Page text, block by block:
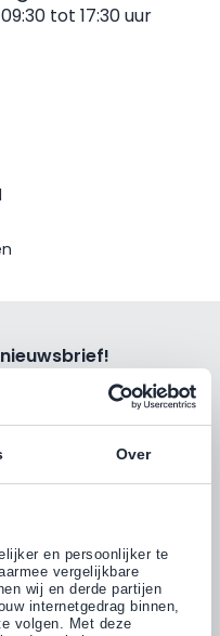
Over
en persoonlijker te
vergelijkbare
wij en derde partijen
internetgedrag binnen,
volgen. Met deze
tot 17:30 uur
tips en nieuws
Inschrijven
ons met